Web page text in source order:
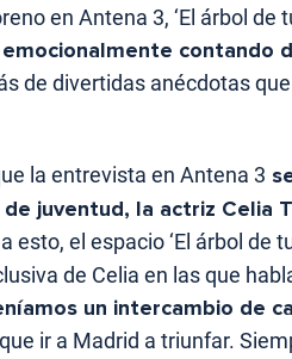
en Antena 3, ‘El árbol de
contando
de divertidas anécdotas
la entrevista en Antena 3
juventud, la actriz Celia
el espacio ‘El árbol de
de Celia en las que
un intercambio de
ir a Madrid a triunfar.